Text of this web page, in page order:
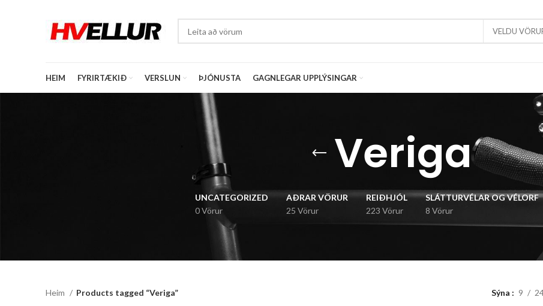
VELDU
HEIM FYRIRTÆKIÐ VERSLUN ÞJÓNUSTA GAGNLEGAR UPPLÝSINGAR
Veriga
UNCATEGORIZED
0 Vörur
AÐRAR VÖRUR
25 Vörur
REIÐHJÓL
223 Vörur
SLÁTTURVÉLAR OG VÉLORF
8 Vörur
Heim Products tagged “Veriga” Sýna 9